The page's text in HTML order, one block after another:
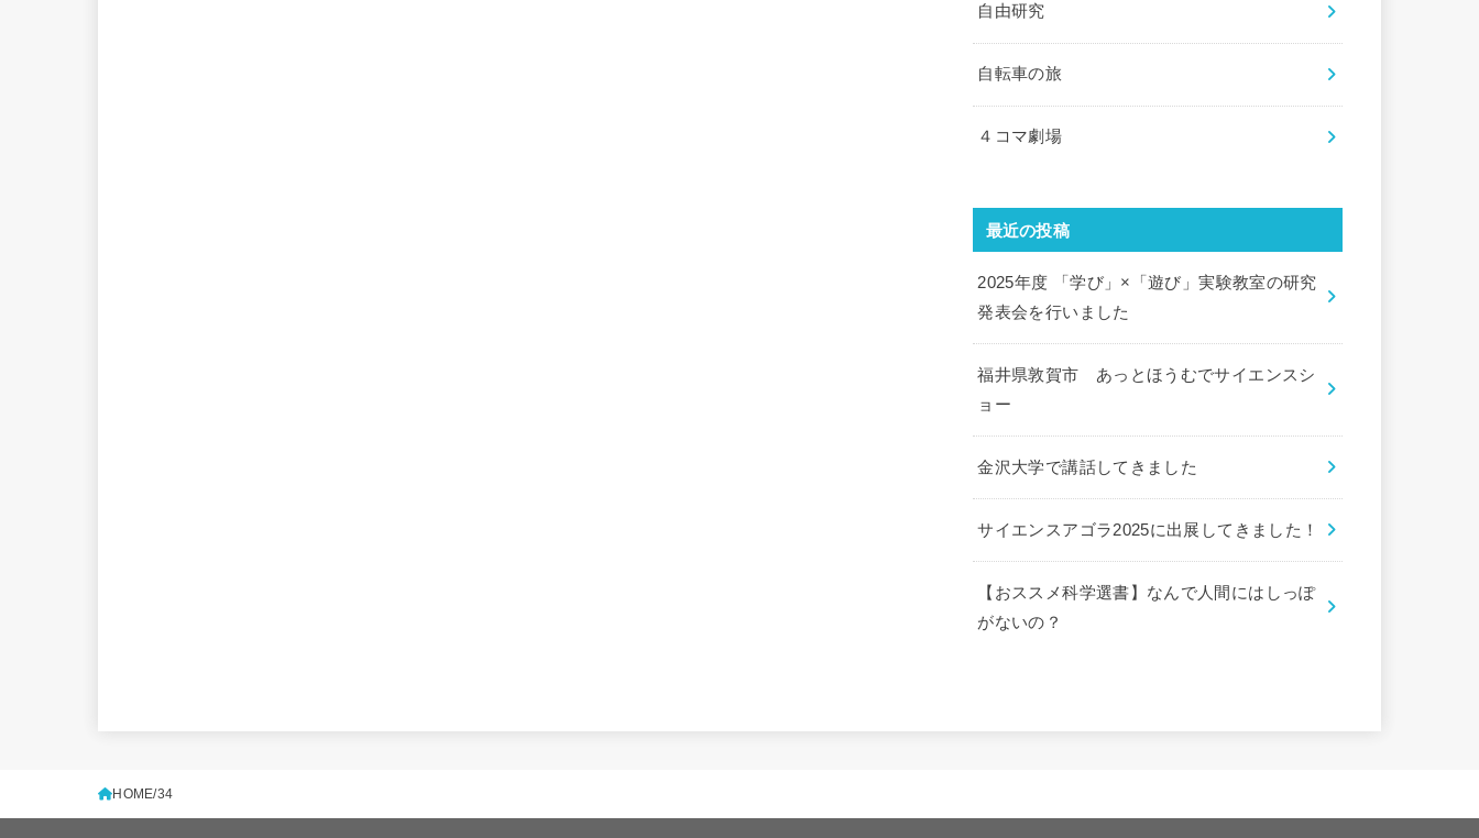
自由研究
自転車の旅
４コマ劇場
最近の投稿
2025年度 「学び」×「遊び」実験教室の研究
発表会を行いました
福井県敦賀市 あっとほうむでサイエンスシ
ョー
金沢大学で講話してきました
サイエンスアゴラ2025に出展してきました！
【おススメ科学選書】なんで人間にはしっぽ
がないの？
HOME 34